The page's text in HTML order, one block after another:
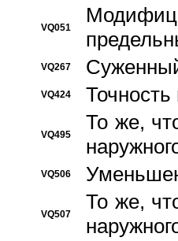
VQ051
VQ267
VQ424
VQ495
То же,
VQ506
VQ507
То же,